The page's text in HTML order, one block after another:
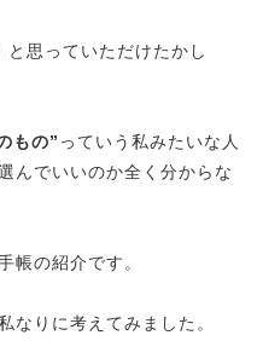
と思っていただけたかし
もの” っていう私みたいな人
んでいいのか全く分からな
帳の紹介です。
なりに考えてみました。